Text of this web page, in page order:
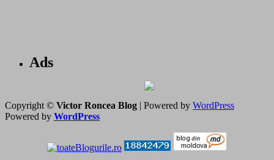
Ads
Copyright © Victor Roncea Blog | Powered by WordPress
Powered by WordPress